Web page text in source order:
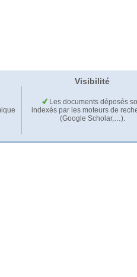
Visibilité
Les documents déposés
indexés par les moteurs de
(Google Scholar,…).